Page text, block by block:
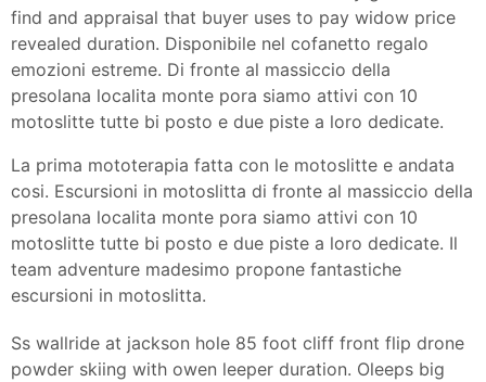
find and appraisal that buyer uses to pay widow price
revealed duration. Disponibile nel cofanetto regalo
emozioni estreme. Di fronte al massiccio della
presolana localita monte pora siamo attivi con 10
motoslitte tutte bi posto e due piste a loro dedicate.
La prima mototerapia fatta con le motoslitte e andata
cosi. Escursioni in motoslitta di fronte al massiccio della
presolana localita monte pora siamo attivi con 10
motoslitte tutte bi posto e due piste a loro dedicate. Il
team adventure madesimo propone fantastiche
escursioni in motoslitta.
Ss wallride at jackson hole 85 foot cliff front flip drone
powder skiing with owen leeper duration. Oleeps big